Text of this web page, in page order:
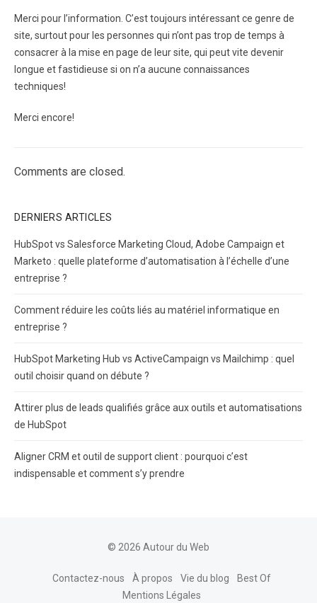
Merci pour l’information. C’est toujours intéressant ce genre de
site, surtout pour les personnes qui n’ont pas trop de temps à
consacrer à la mise en page de leur site, qui peut vite devenir
longue et fastidieuse si on n’a aucune connaissances
techniques!
Merci encore!
Comments are closed.
DERNIERS ARTICLES
HubSpot vs Salesforce Marketing Cloud, Adobe Campaign et
Marketo : quelle plateforme d’automatisation à l’échelle d’une
entreprise ?
Comment réduire les coûts liés au matériel informatique en
entreprise ?
HubSpot Marketing Hub vs ActiveCampaign vs Mailchimp : quel
outil choisir quand on débute ?
Attirer plus de leads qualifiés grâce aux outils et automatisations
de HubSpot
Aligner CRM et outil de support client : pourquoi c’est
indispensable et comment s’y prendre
© 2026 Autour du Web
Contactez-nous À propos Vie du blog
Best Of
Mentions Légales